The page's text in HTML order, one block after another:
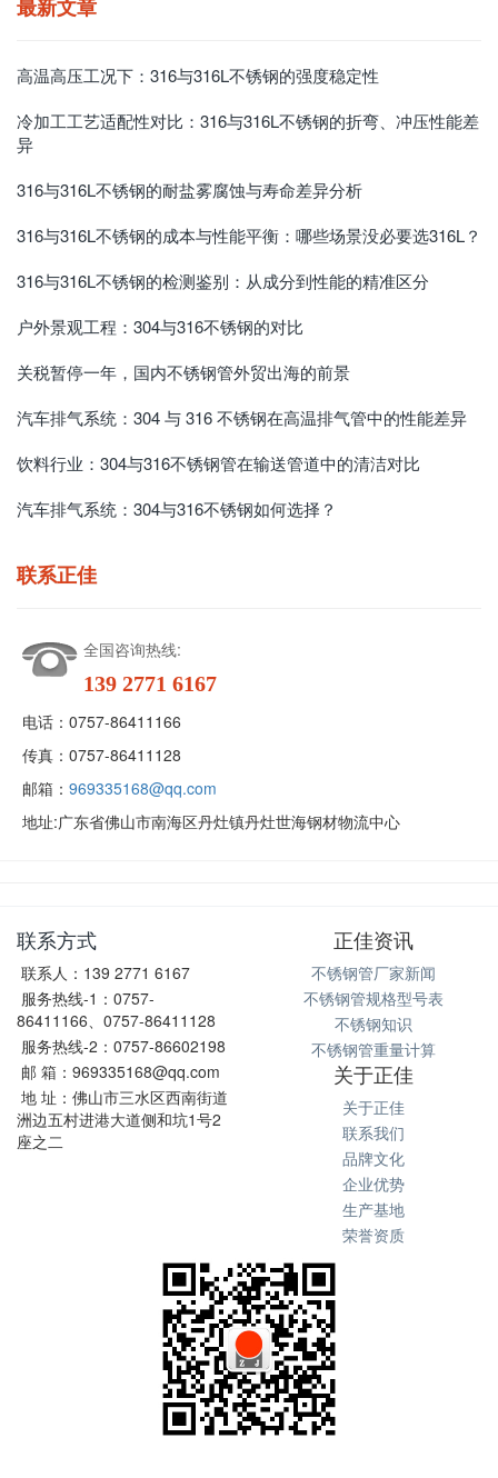
最新文章
高温高压工况下：316与316L不锈钢的强度稳定性
冷加工工艺适配性对比：316与316L不锈钢的折弯、冲压性能差
异
316与316L不锈钢的耐盐雾腐蚀与寿命差异分析
316与316L不锈钢的成本与性能平衡：哪些场景没必要选316L？
316与316L不锈钢的检测鉴别：从成分到性能的精准区分
户外景观工程：304与316不锈钢的对比
关税暂停一年，国内不锈钢管外贸出海的前景
汽车排气系统：304 与 316 不锈钢在高温排气管中的性能差异
饮料行业：304与316不锈钢管在输送管道中的清洁对比
汽车排气系统：304与316不锈钢如何选择？
联系正佳
全国咨询热线:
139 2771 6167
电话： 0757-86411166
传真： 0757-86411128
邮箱： 969335168@qq.com
地址:广东省佛山市南海区丹灶镇丹灶世海钢材物流中心
联系方式
联系人：139 2771 6167
服务热线-1：0757-
86411166、0757-86411128
服务热线-2：0757-86602198
邮 箱：969335168@qq.com
地 址：佛山市三水区西南街道
洲边五村进港大道侧和坑1号2
座之二
正佳资讯
不锈钢管厂家新闻
不锈钢管规格型号表
不锈钢知识
不锈钢管重量计算
关于正佳
关于正佳
联系我们
品牌文化
企业优势
生产基地
荣誉资质